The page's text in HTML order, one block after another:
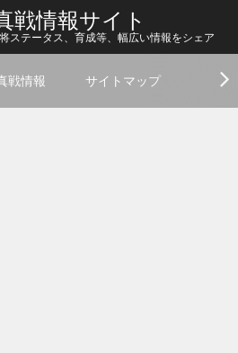
戦情報サイト
ステータス、育成等、幅広い情報をシェア
戦情報 サイトマップ